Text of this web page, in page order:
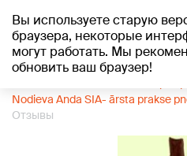
Вы используете старую
браузера, некоторые
могут работать. Мы
обновить ваш браузер!
+20°C
Nodieva Anda SIA- ārsta prakse
Отзывы